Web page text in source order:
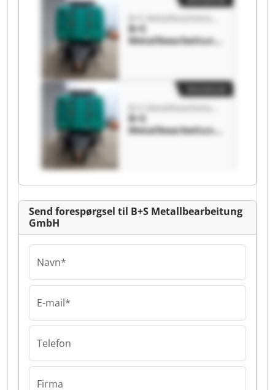
B+S
Metallbearbeitung
B+S
Metallbearbeitung
Send forespørgsel til B+S Metallbearbeitung
GmbH
Navn*
E-mail*
Telefon
Firma